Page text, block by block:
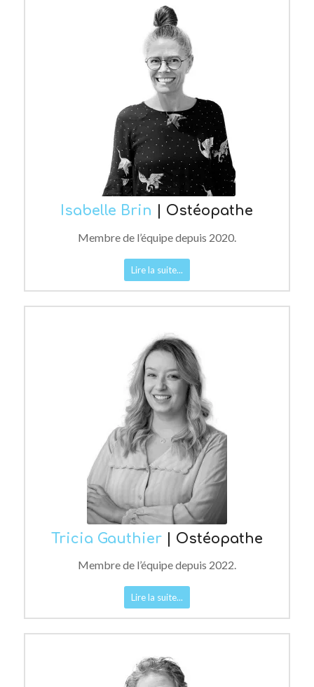
Isabelle Brin | Ostéopathe
Membre de l’équipe depuis 2020.
Lire la suite...
Tricia Gauthier | Ostéopathe
Membre de l’équipe depuis 2022.
Lire la suite...